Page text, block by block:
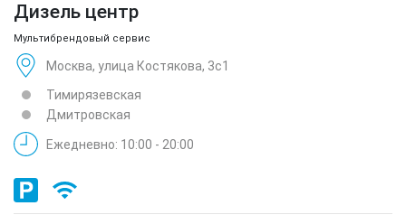
Дизель центр
Мультибрендовый сервис
Москва, улица Костякова, 3с1
Тимирязевская
Дмитровская
Ежедневно: 10:00 - 20:00